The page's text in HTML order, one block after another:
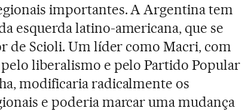
importantes. A Argentina tem
esquerda latino-americana, que se
de Scioli. Um líder como Macri, com
liberalismo e pelo Partido Popular
modificaria radicalmente os
e poderia marcar uma mudança